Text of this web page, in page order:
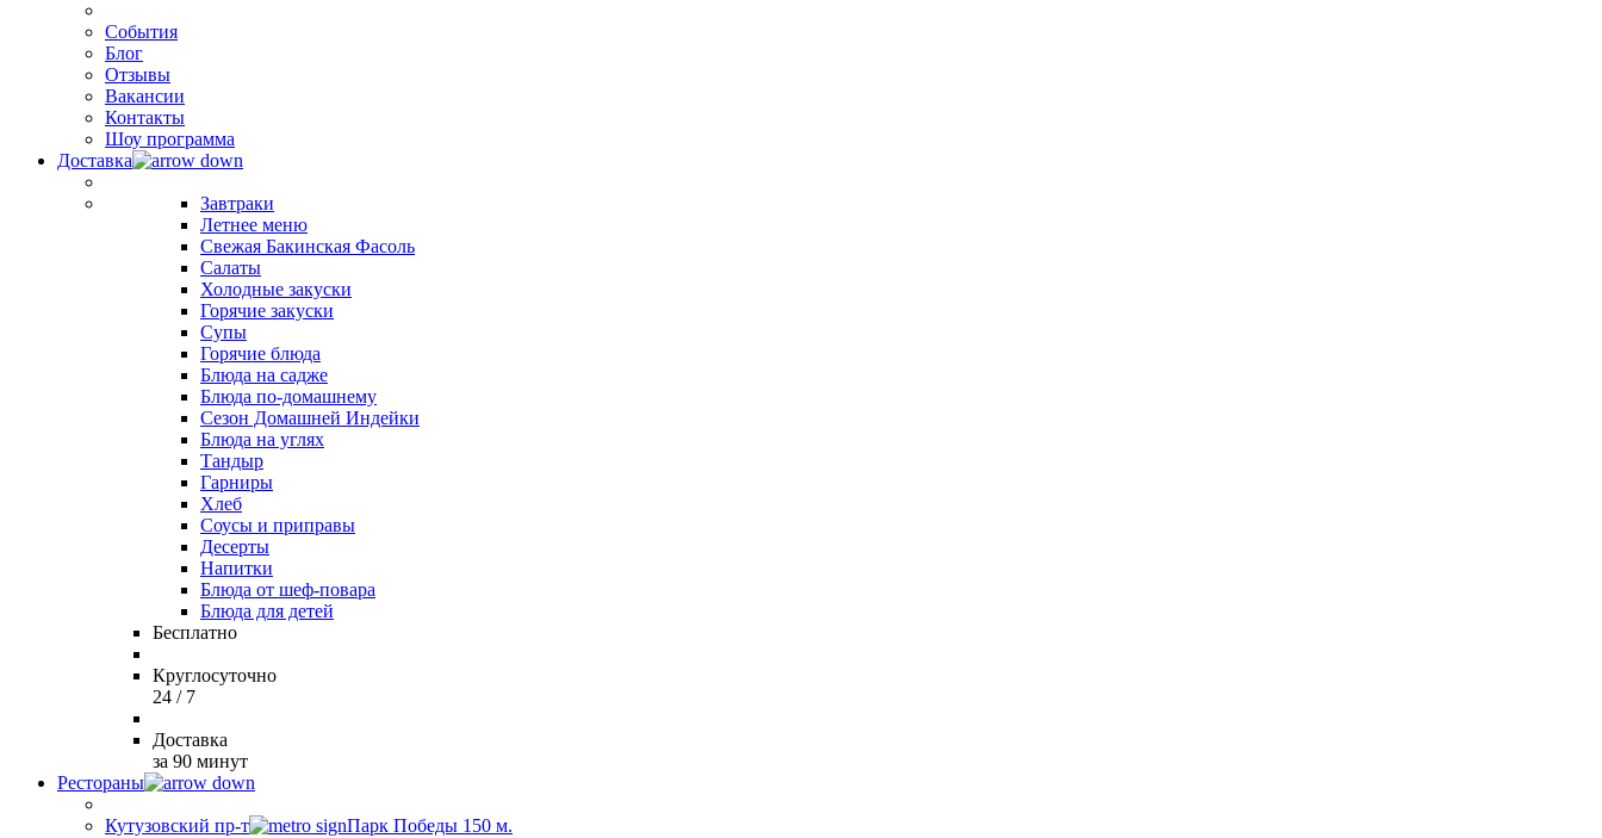
События
Блог
Отзывы
Вакансии
Контакты
Шоу программа
Доставка
Завтраки
Летнее меню
Свежая Бакинская Фасоль
Салаты
Холодные закуски
Горячие закуски
Супы
Горячие блюда
Блюда на садже
Блюда по-домашнему
Сезон Домашней Индейки
Блюда на углях
Тандыр
Гарниры
Хлеб
Соусы и приправы
Десерты
Напитки
Блюда от шеф-повара
Блюда для детей
Бесплатно
Круглосуточно
24 / 7
Доставка
за 90 минут
Рестораны
Кутузовский пр-т
Парк Победы 150 м.